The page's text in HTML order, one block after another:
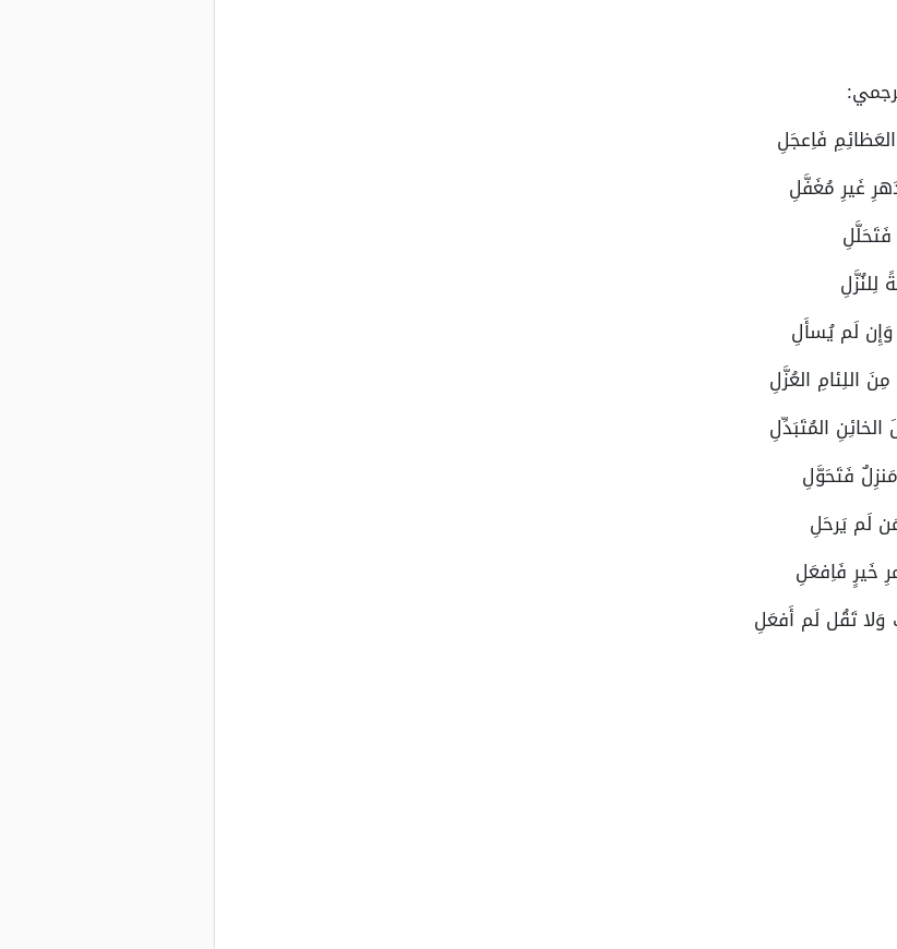
فَاِعجَلِ
غَيرِ مُغَفَّلِ
لِلنُزَّلِ
وَإِن لَم يُسأَلِ
اللِئامِ العُزَّلِ
المُتَبَدِّلِ
فَتَحَوَّلِ
لَم يَرحَلِ
خَيرٍ فَاِفعَلِ
تَقُل لَم أَفعَلِ